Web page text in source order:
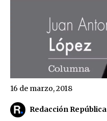
Redacción República
16 de marzo, 2018